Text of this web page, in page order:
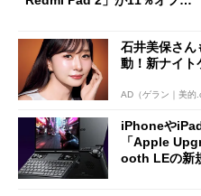
石井美保さん
動！新ナイト
AD（ゲラン｜美的
iPhoneや
「Apple
ooth LEの新